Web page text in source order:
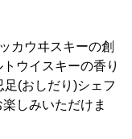
カウヰスキーの創
ウイスキーの香り
(おしだり)シェフ
しみいただけま